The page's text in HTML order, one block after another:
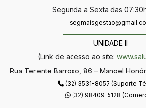
Segunda a Sexta das
UNIDADE II
(Link de acesso ao site:
Rua Tenente Barroso, 86 – Manoel
(32) 3531-8057 (Suporte
(32) 98409-5128